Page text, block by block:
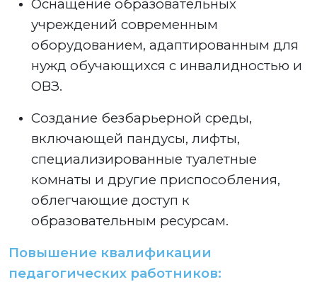
Оснащение образовательных
учреждений современным
оборудованием, адаптированным для
нужд обучающихся с инвалидностью и
ОВЗ.
Создание безбарьерной среды,
включающей пандусы, лифты,
специализированные туалетные
комнаты и другие приспособления,
облегчающие доступ к
образовательным ресурсам.
Повышение квалификации
педагогических работников: